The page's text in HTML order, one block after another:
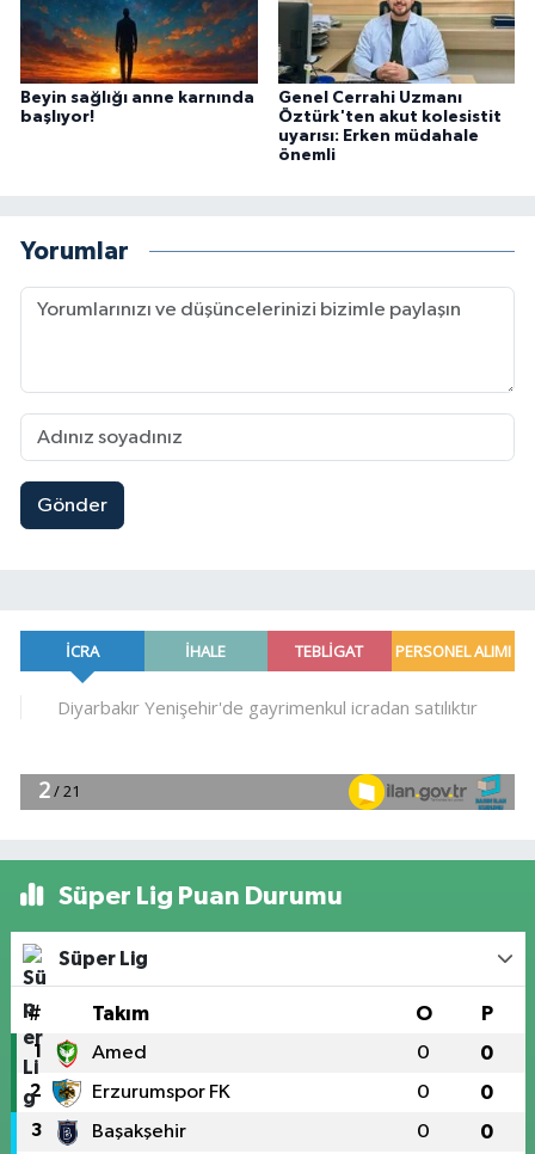
Beyin sağlığı anne karnında
başlıyor!
Genel Cerrahi Uzmanı
Öztürk'ten akut kolesistit
uyarısı: Erken müdahale
önemli
Yorumlar
Gönder
Süper Lig Puan Durumu
Süper Lig
# Takım O P
1 Amed 0 0
2 Erzurumspor FK 0 0
3 Başakşehir 0 0